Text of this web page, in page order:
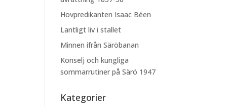
Hovpredikanten Isaac Béen
Lantligt liv i stallet
Minnen ifrån Säröbanan
Konselj och kungliga
sommarrutiner på Särö 1947
Kategorier